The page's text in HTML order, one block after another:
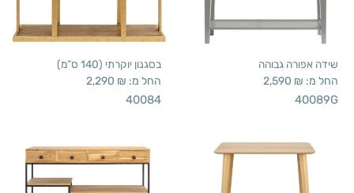
שידה אפורה גבוהה
החל מ: 2,590 ₪
40089G
בסגנון יוקרתי (140 ס”מ)
החל מ: 2,290 ₪
40084